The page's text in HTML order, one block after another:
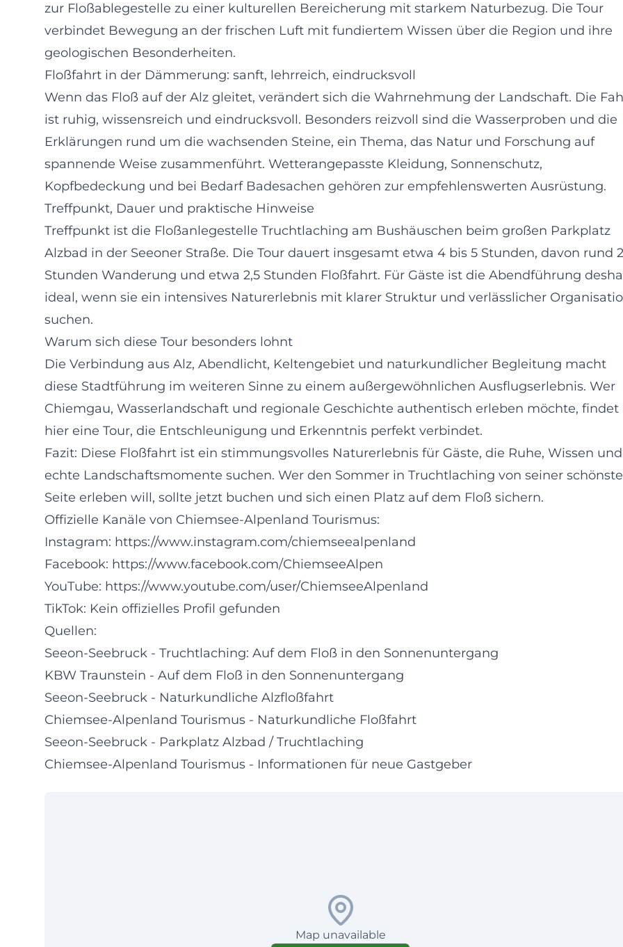
zur Floßablegestelle zu einer kulturellen Bereicherung mit starkem Naturbezug. Die Tour
verbindet Bewegung an der frischen Luft mit fundiertem Wissen über die Region und ihre
geologischen Besonderheiten.
Floßfahrt in der Dämmerung: sanft, lehrreich, eindrucksvoll
Wenn das Floß auf der Alz gleitet, verändert sich die Wahrnehmung der Landschaft. Die
ist ruhig, wissensreich und eindrucksvoll. Besonders reizvoll sind die Wasserproben und die
Erklärungen rund um die wachsenden Steine, ein Thema, das Natur und Forschung auf
spannende Weise zusammenführt. Wetterangepasste Kleidung, Sonnenschutz,
Kopfbedeckung und bei Bedarf Badesachen gehören zur empfehlenswerten Ausrüstung.
Treffpunkt, Dauer und praktische Hinweise
Treffpunkt ist die Floßanlegestelle Truchtlaching am Bushäuschen beim großen Parkplatz
Alzbad in der Seeoner Straße. Die Tour dauert insgesamt etwa 4 bis 5 Stunden, davon rund 2
Stunden Wanderung und etwa 2,5 Stunden Floßfahrt. Für Gäste ist die Abendführung
ideal, wenn sie ein intensives Naturerlebnis mit klarer Struktur und verlässlicher
suchen.
Warum sich diese Tour besonders lohnt
Die Verbindung aus Alz, Abendlicht, Keltengebiet und naturkundlicher Begleitung macht
diese Stadtführung im weiteren Sinne zu einem außergewöhnlichen Ausflugserlebnis. Wer
Chiemgau, Wasserlandschaft und regionale Geschichte authentisch erleben möchte, findet
hier eine Tour, die Entschleunigung und Erkenntnis perfekt verbindet.
Fazit: Diese Floßfahrt ist ein stimmungsvolles Naturerlebnis für Gäste, die Ruhe, Wissen und
echte Landschaftsmomente suchen. Wer den Sommer in Truchtlaching von seiner
Seite erleben will, sollte jetzt buchen und sich einen Platz auf dem Floß sichern.
Offizielle Kanäle von Chiemsee-Alpenland Tourismus:
Instagram: https://www.instagram.com/chiemseealpenland
Facebook: https://www.facebook.com/ChiemseeAlpen
YouTube: https://www.youtube.com/user/ChiemseeAlpenland
TikTok: Kein offizielles Profil gefunden
Quellen:
Seeon-Seebruck - Truchtlaching: Auf dem Floß in den Sonnenuntergang
KBW Traunstein - Auf dem Floß in den Sonnenuntergang
Seeon-Seebruck - Naturkundliche Alzfloßfahrt
Chiemsee-Alpenland Tourismus - Naturkundliche Floßfahrt
Seeon-Seebruck - Parkplatz Alzbad / Truchtlaching
Chiemsee-Alpenland Tourismus - Informationen für neue Gastgeber
Map unavailable